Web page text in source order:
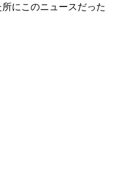
にこのニュースだった